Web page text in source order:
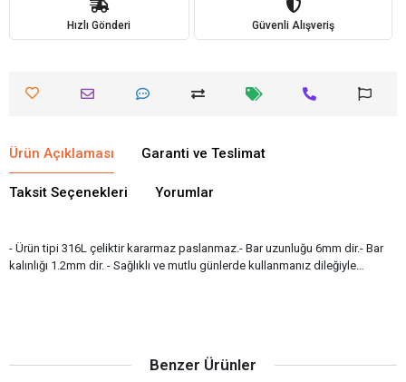
Hızlı Gönderi Güvenli Alışveriş
Ürün Açıklaması Garanti ve Teslimat
Taksit Seçenekleri Yorumlar
- Ürün tipi 316L çeliktir kararmaz paslanmaz.- Bar uzunluğu 6mm dir.- Bar
kalınlığı 1.2mm dir. - Sağlıklı ve mutlu günlerde kullanmanız dileğiyle…
Benzer Ürünler